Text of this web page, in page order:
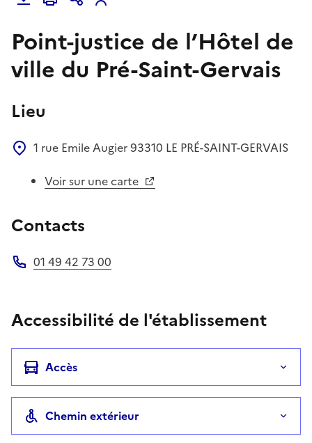
Point-justice de l’Hôtel de
ville du Pré-Saint-Gervais
Lieu
1 rue Emile Augier93310 LE PRÉ-SAINT-GERVAIS
Voir sur une carte
Contacts
01 49 42 73 00
Accessibilité de l'établissement
Accès
Chemin extérieur